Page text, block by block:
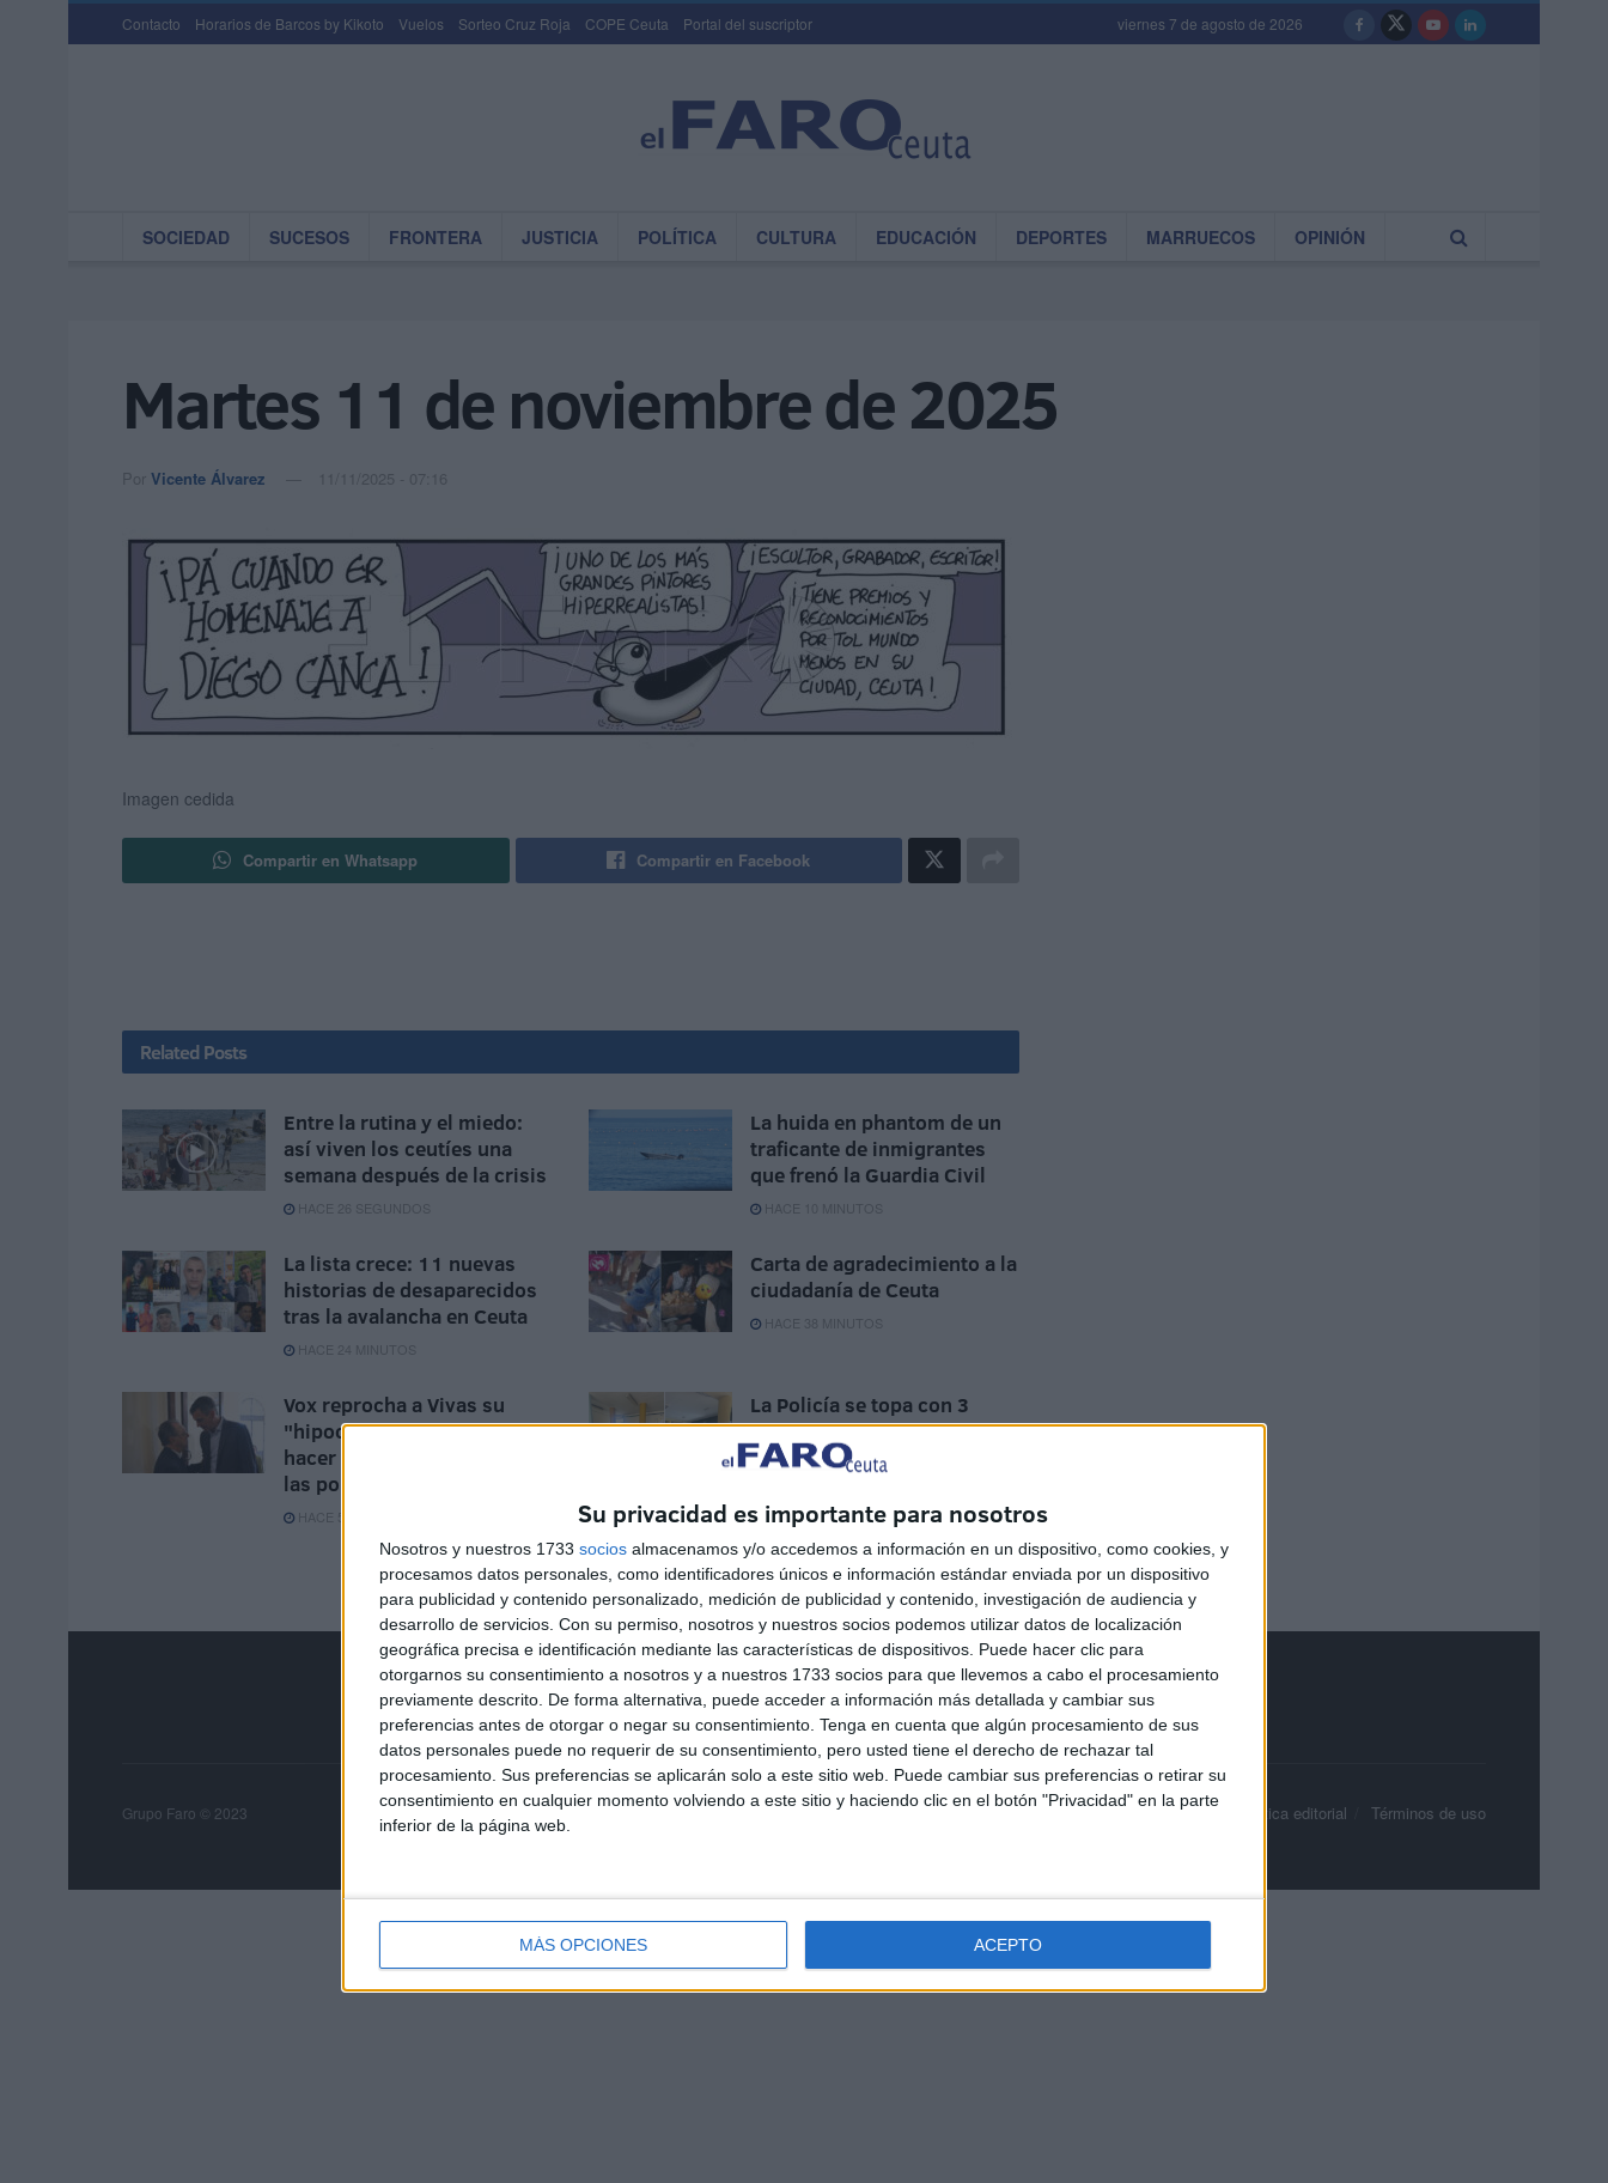
Su privacidad es importante para nosotros
Nosotros y nuestros 1733 socios almacenamos y/o accedemos a información en un dispositivo, como cookies, y
procesamos datos personales, como identificadores únicos e información estándar enviada por un dispositivo
para publicidad y contenido personalizado, medición de publicidad y contenido, investigación de audiencia y
desarrollo de servicios. Con su permiso, nosotros y nuestros socios podemos utilizar datos de localización
geográfica precisa e identificación mediante las características de dispositivos. Puede hacer clic para
otorgarnos su consentimiento a nosotros y a nuestros 1733 socios para que llevemos a cabo el procesamiento
previamente descrito. De forma alternativa, puede acceder a información más detallada y cambiar sus
preferencias antes de otorgar o negar su consentimiento. Tenga en cuenta que algún procesamiento de sus
datos personales puede no requerir de su consentimiento, pero usted tiene el derecho de rechazar tal
procesamiento. Sus preferencias se aplicarán solo a este sitio web. Puede cambiar sus preferencias o retirar su
consentimiento en cualquier momento volviendo a este sitio y haciendo clic en el botón "Privacidad" en la parte
inferior de la página web.
MÁS OPCIONES ACEPTO
Contacto Horarios de Barcos by Kikoto Vuelos Sorteo Cruz Roja COPE Ceuta Portal del suscriptor viernes 7 de agosto de 2026
SOCIEDAD SUCESOS FRONTERA JUSTICIA POLÍTICA CULTURA EDUCACIÓN DEPORTES MARRUECOS OPINIÓN
Martes 11 de noviembre de 2025
Por Vicente Álvarez 11/11/2025 - 07:16
Imagen cedida
Compartir en Whatsapp Compartir en Facebook
Related Posts
Entre la rutina y el miedo:
así viven los ceutíes una
semana después de la crisis
HACE 26 SEGUNDOS
La huida en phantom de un
traficante de inmigrantes
que frenó la Guardia Civil
HACE 10 MINUTOS
La lista crece: 11 nuevas
historias de desaparecidos
tras la avalancha en Ceuta
HACE 24 MINUTOS
Carta de agradecimiento a la
ciudadanía de Ceuta
HACE 38 MINUTOS
Vox reprocha a Vivas su
"hipocresía" y le acusa de
hacer "seguidismo ciego" a
las políticas de Sánchez
HACE 56 MINUTOS
La Policía se topa con 3
menores asentados en el
'Rosalía de Castro'
Grupo Faro Publicidad Contacto Aviso legal – Protección de datos Política de cookies Política de privacidad Política editorial Términos de uso
Grupo Faro © 2023